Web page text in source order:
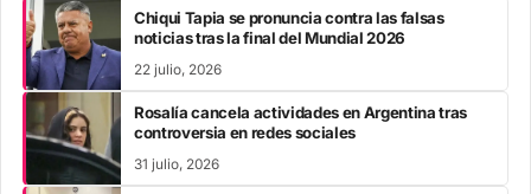
Chiqui Tapia se pronuncia contra las falsas
noticias tras la final del Mundial 2026
22 julio, 2026
Rosalía cancela actividades en Argentina tras
controversia en redes sociales
31 julio, 2026